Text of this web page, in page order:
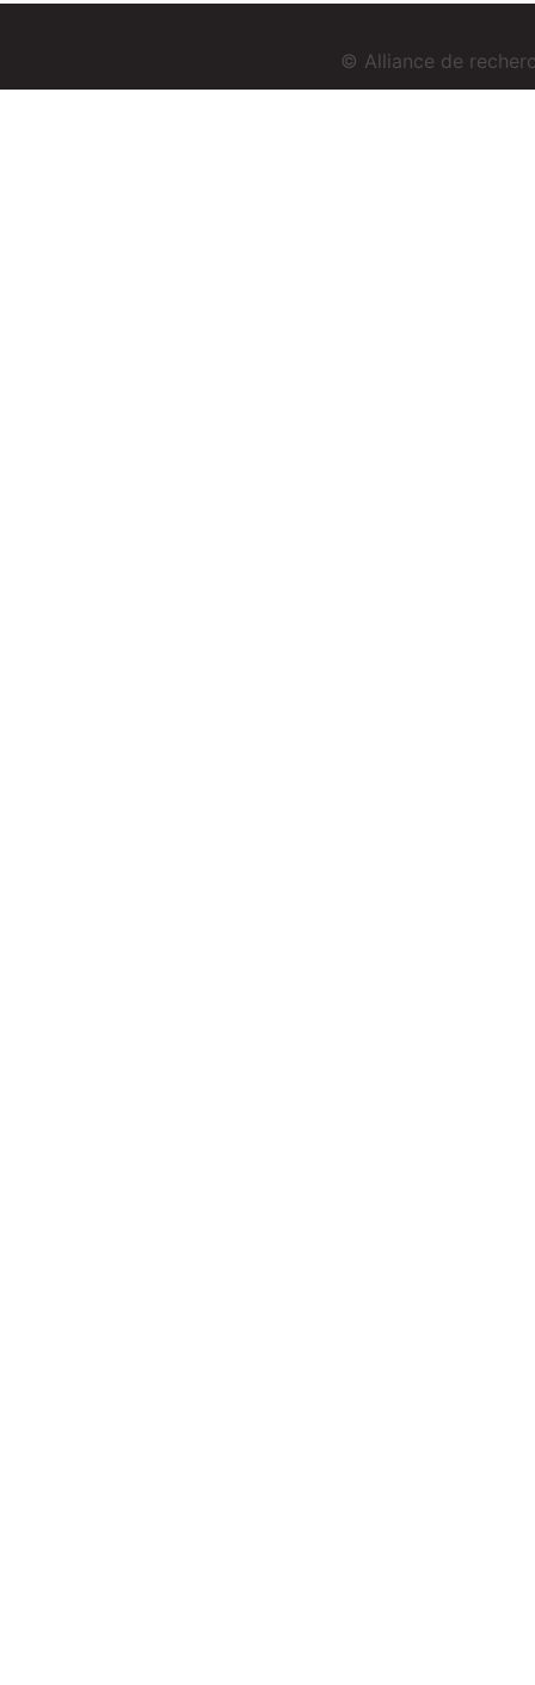
© Alliance de